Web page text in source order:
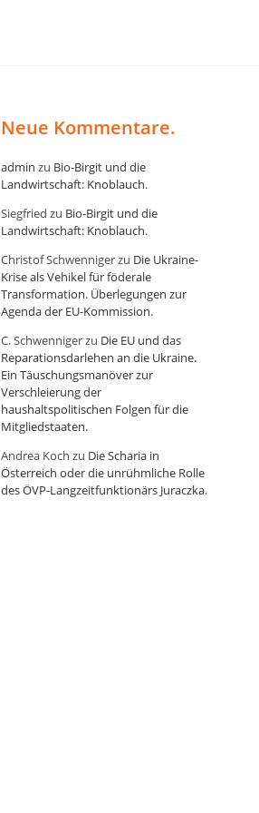
Neue Kommentare.
admin zu Bio-Birgit und die
Landwirtschaft: Knoblauch.
Siegfried zu Bio-Birgit und die
Landwirtschaft: Knoblauch.
Christof Schwennigerzu Die Ukraine-
Krise als Vehikel für föderale
Transformation. Überlegungen zur
Agenda der EU-Kommission.
C. Schwennigerzu Die EU und das
Reparationsdarlehen an die Ukraine.
Ein Täuschungsmanöver zur
Verschleierung der
haushaltspolitischen Folgen für die
Mitgliedstaaten.
Andrea Koch zu Die Scharia in
Österreich oder die unrühmliche Rolle
des ÖVP-Langzeitfunktionärs Juraczka.